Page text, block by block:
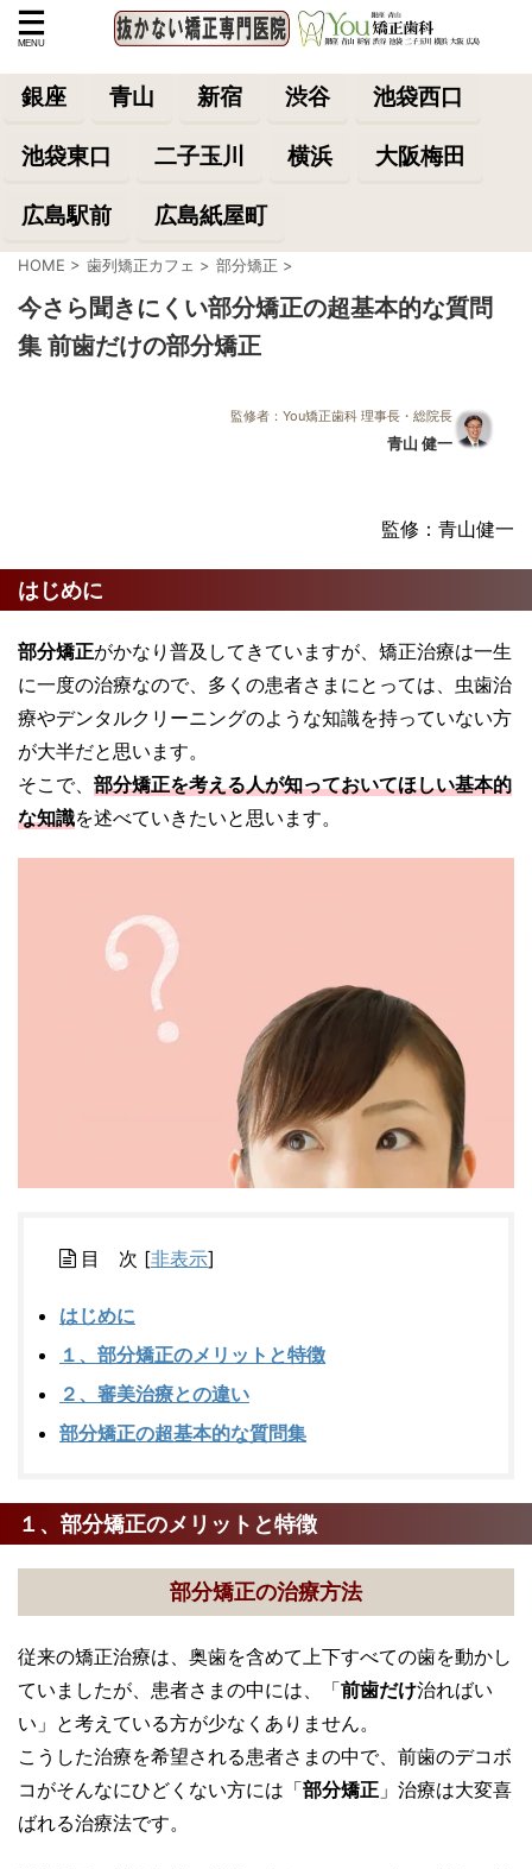
銀座 青山 新宿 渋谷 池袋西口
池袋東口 二子玉川 横浜 大阪梅田
広島駅前 広島紙屋町
HOME > 歯列矯正カフェ > 部分矯正 >
今さら聞きにくい部分矯正の超基本的な質問
集 前歯だけの部分矯正
監修者：You矯正歯科 理事長・総院長
青山 健一
監修：青山健一
はじめに
部分矯正がかなり普及してきていますが、矯正治療は一生
に一度の治療なので、多くの患者さまにとっては、虫歯治
療やデンタルクリーニングのような知識を持っていない方
が大半だと思います。
そこで、 部分矯正を考える人が知っておいてほしい基本的
な知識を述べていきたいと思います。
目 次 [非表示]
はじめに
１、部分矯正のメリットと特徴
２、審美治療との違い
部分矯正の超基本的な質問集
１、部分矯正のメリットと特徴
部分矯正の治療方法
従来の矯正治療は、奥歯を含めて上下すべての歯を動かし
ていましたが、患者さまの中には、「前歯だけ治ればい
い」と考えている方が少なくありません。
こうした治療を希望される患者さまの中で、前歯のデコボ
コがそんなにひどくない方には「部分矯正 」治療は大変喜
ばれる治療法です。